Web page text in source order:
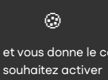
vous donne le
souhaitez activer
buccale